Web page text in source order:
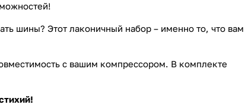
шины? Этот лаконичный набор – именно то, что вам
с вашим компрессором. В комплекте